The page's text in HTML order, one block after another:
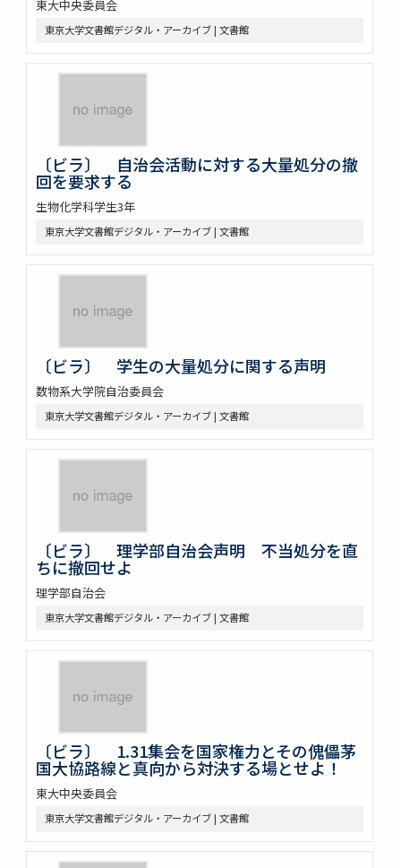
東大中央委員会
東京大学文書館デジタル・アーカイブ | 文書館
〔ビラ〕 自治会活動に対する大量処分の撤
回を要求する
生物化学科学生3年
東京大学文書館デジタル・アーカイブ | 文書館
〔ビラ〕 学生の大量処分に関する声明
数物系大学院自治委員会
東京大学文書館デジタル・アーカイブ | 文書館
〔ビラ〕 理学部自治会声明 不当処分を直
ちに撤回せよ
理学部自治会
東京大学文書館デジタル・アーカイブ | 文書館
〔ビラ〕 1.31集会を国家権力とその傀儡茅
国大協路線と真向から対決する場とせよ！
東大中央委員会
東京大学文書館デジタル・アーカイブ | 文書館